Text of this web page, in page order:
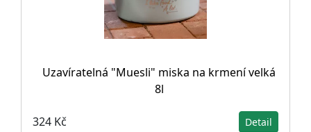
Uzavíratelná "Muesli" miska na krmení velká
8l
324 Kč Detail